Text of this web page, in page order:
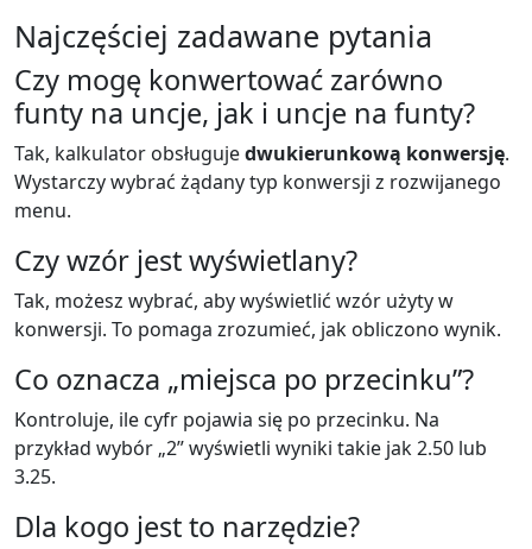
Najczęściej zadawane pytania
Czy mogę konwertować zarówno
funty na uncje, jak i uncje na funty?
Tak, kalkulator obsługujedwukierunkową konwersję.
Wystarczy wybrać żądany typ konwersji z rozwijanego
menu.
Czy wzór jest wyświetlany?
Tak, możesz wybrać, aby wyświetlić wzór użyty w
konwersji. To pomaga zrozumieć, jak obliczono wynik.
Co oznacza „miejsca po przecinku”?
Kontroluje, ile cyfr pojawia się po przecinku. Na
przykład wybór „2” wyświetli wyniki takie jak 2.50 lub
3.25.
Dla kogo jest to narzędzie?